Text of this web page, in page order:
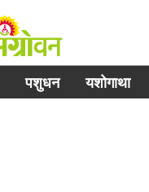
पशुधन यशोगाथा